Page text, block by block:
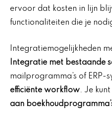
ervoor dat kosten in lijn
functionaliteiten die je
Integratiemogelijkheden
Integratie met bestaande
mailprogramma’s of ERP-
efficiënte workflow. Je
aan